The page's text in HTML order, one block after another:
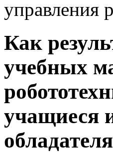
управления
Как
учебных
учащиеся